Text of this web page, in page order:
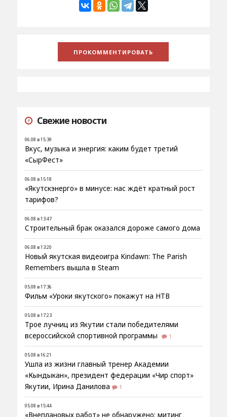
Свежие новости
06.08 в 15:39
Вкус, музыка и энергия: каким будет третий
«СырФест»
06.08 в 15:18
«Якутскэнерго» в минусе: нас ждёт кратный рост
тарифов?
06.08 в 13:47
Строительный брак оказался дороже самого дома
06.08 в 13:20
Новый якутская видеоигра Kindawn: The Parish
Remembers вышла в Steam
05.08 в 17:36
Фильм «Уроки якутского» покажут на НТВ
05.08 в 17:23
Трое лучниц из Якутии стали победителями
всероссийской спортивной программы
1
05.08 в 16:21
Ушла из жизни главный тренер Академии
«Кындыкан», президент федерации «Чир спорт»
Якутии, Ирина Данилова
1
05.08 в 15:44